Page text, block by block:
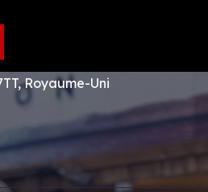
Royaume-Uni